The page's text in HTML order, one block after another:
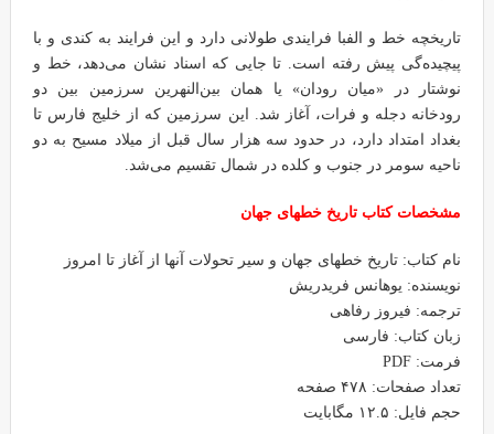
تاریخچه خط و الفبا فرایندی طولانی دارد و این فرایند به کندی و با
پیچیده‌گی پیش رفته است. تا جایی که اسناد نشان می‌دهد، خط و
نوشتار در «میان رودان» یا همان بین‌النهرین سرزمین بین دو
رودخانه دجله و فرات، آغاز شد. این سرزمین که از خلیج فارس تا
بغداد امتداد دارد، در حدود سه هزار سال قبل از میلاد مسیح به دو
ناحیه سومر در جنوب و کلده در شمال تقسیم می‌شد.
مشخصات کتاب تاریخ خطهای جهان
نام کتاب: تاریخ خطهای جهان و سیر تحولات آنها از آغاز تا امروز
نویسنده: یوهانس فریدریش
ترجمه: فیروز رفاهی
زبان کتاب: فارسی
فرمت: PDF
تعداد صفحات: ۴۷۸ صفحه
حجم فایل: ۱۲.۵ مگابایت